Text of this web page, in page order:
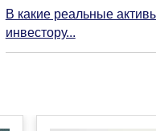
В какие реальные
инвестору...